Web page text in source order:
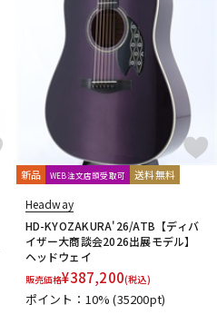
新品 WEB注文店頭受取可 送料無料
Headway
HD-KYOZAKURA'26/ATB【ディバ
イザー大商談会2026出展モデル】
ヘッドウェイ
販売価格¥387,200(税込)
ポイント：10%(35200pt)